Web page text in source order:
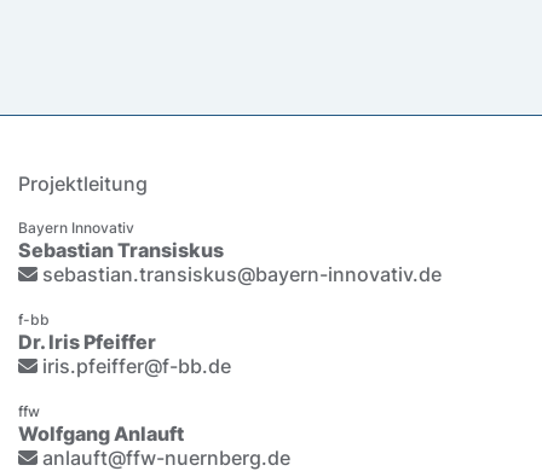
Projektleitung
Bayern Innovativ
Sebastian Transiskus
sebastian.transiskus@bayern-innovativ.de
f-bb
Dr. Iris Pfeiffer
iris.pfeiffer@f-bb.de
ffw
Wolfgang Anlauft
anlauft@ffw-nuernberg.de